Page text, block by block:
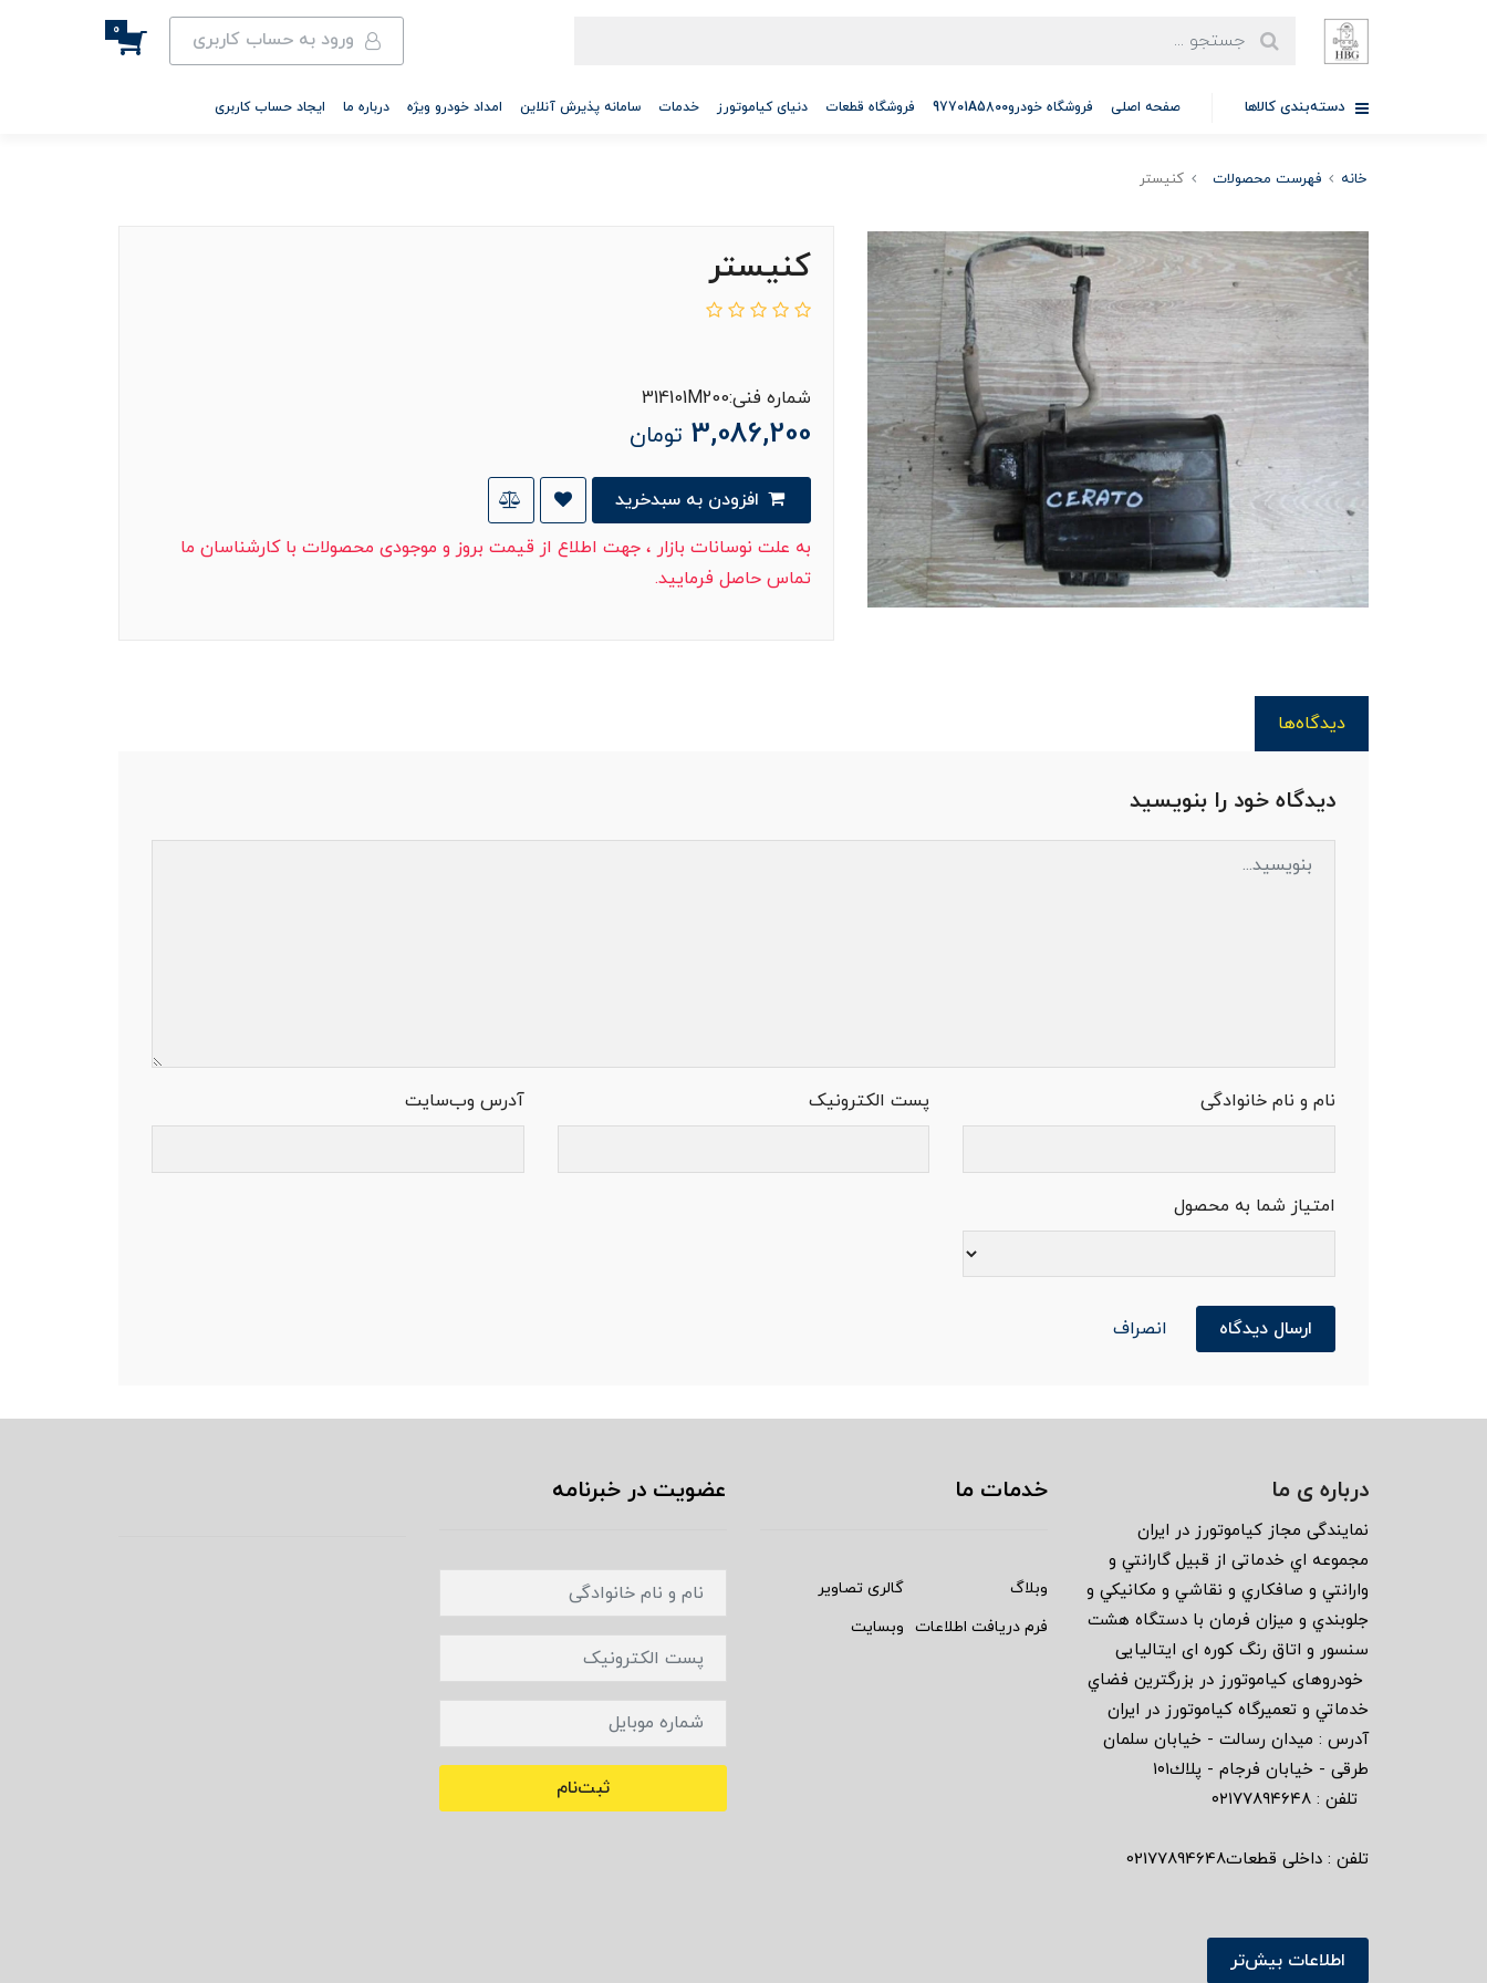
ورود به حساب کاربری 0
دسته‌بندی کالاها صفحه اصلی فروشگاه خودرو97701A5800 فروشگاه قطعات دنیای کیاموتورز خدمات سامانه پذیرش آنلاین امداد خودرو ویژه درباره ما ایجاد حساب کاربری
خانه فهرست محصولات کنیستر
کنیستر
شماره فنی:314101M200
3,086,200 تومان
به علت نوسانات بازار ، جهت اطلاع از قیمت بروز و موجودی محصولات با کارشناسان ما
تماس حاصل فرمایید.
دیدگاه‌ها
دیدگاه خود را بنویسید
نام و نام خانوادگی پست الکترونیک آدرس وب‌سایت
امتیاز شما به محصول
ارسال دیدگاه انصراف
درباره ی ما
نمايندگى مجاز كياموتورز در ايران
مجموعه اي خدماتى از قبيل گارانتي و
وارانتي و صافكاري و نقاشي و مكانيكي و
جلوبندي و ميزان فرمان با دستگاه هشت
سنسور و اتاق رنگ كوره اى ايتاليايى
خودروهاى كياموتورز در بزرگترين فضاي
خدماتي و تعميرگاه كياموتورز در ايران
آدرس : ميدان رسالت - خيابان سلمان
طرقى - خيابان فرجام - پلاك١٠١
تلفن : ٠٢١٧٧٨٩٤٦٤٨
تلفن : داخلی قطعات02177894648
اطلاعات بیش‌تر
خدمات ما
وبلاگ
گالری تصاویر
فرم دریافت اطلاعات وبسایت
عضویت در خبرنامه
ثبت‌نام